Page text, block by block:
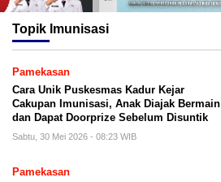
Topik Imunisasi
Pamekasan
Cara Unik Puskesmas Kadur Kejar
Cakupan Imunisasi, Anak Diajak Bermain
dan Dapat Doorprize Sebelum Disuntik
Sabtu, 30 Mei 2026 - 08:23 WIB
Pamekasan